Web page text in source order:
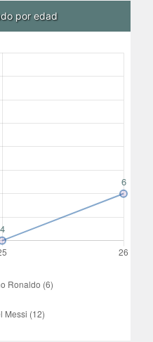
por edad